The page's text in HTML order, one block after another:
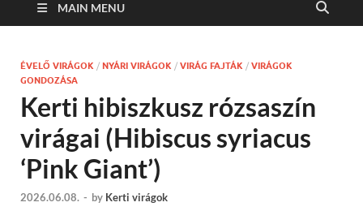
MAIN MENU
ÉVELŐ VIRÁGOK / NYÁRI VIRÁGOK / VIRÁG FAJTÁK / VIRÁGOK
GONDOZÁSA
Kerti hibiszkusz rózsaszín
virágai (Hibiscus syriacus
‘Pink Giant’)
2026.06.08. - by Kerti virágok